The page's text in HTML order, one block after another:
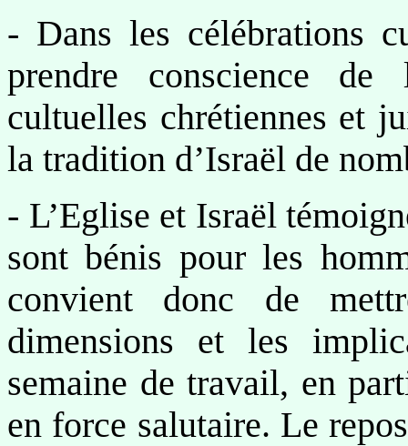
- Dans les célébrations
prendre conscience
cultuelles chrétiennes et
la tradition d’Israël de
- L’Eglise et Israël
sont bénis pour les
convient donc de
dimensions et les
semaine de travail, en
en force salutaire. Le